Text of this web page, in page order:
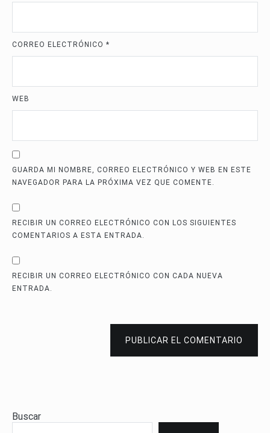
CORREO ELECTRÓNICO *
WEB
GUARDA MI NOMBRE, CORREO ELECTRÓNICO Y WEB EN ESTE
NAVEGADOR PARA LA PRÓXIMA VEZ QUE COMENTE.
RECIBIR UN CORREO ELECTRÓNICO CON LOS SIGUIENTES
COMENTARIOS A ESTA ENTRADA.
RECIBIR UN CORREO ELECTRÓNICO CON CADA NUEVA
ENTRADA.
PUBLICAR EL COMENTARIO
Buscar